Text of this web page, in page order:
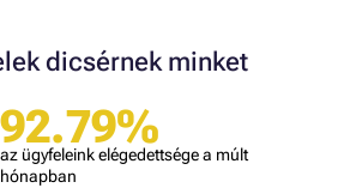
dicsérnek minket
92.79%
az ügyfeleink elégedettsége a múlt
hónapban